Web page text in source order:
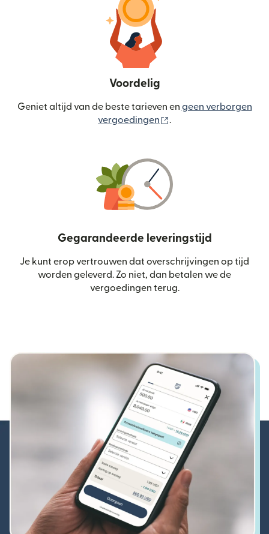
Voordelig
Geniet altijd van de beste tarieven en geen verborgen
vergoedingen
.
Gegarandeerde leveringstijd
Je kunt erop vertrouwen dat overschrijvingen op tijd
worden geleverd. Zo niet, dan betalen we de
vergoedingen terug.